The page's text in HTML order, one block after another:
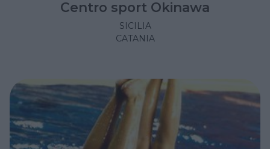
Centro sport Okinawa
SICILIA
CATANIA